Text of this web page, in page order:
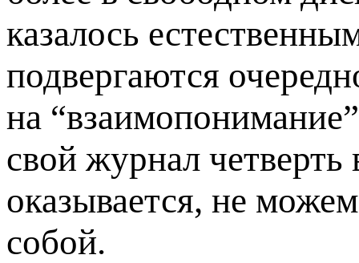
казалось
подвергаются
на
свой журнал четверть
оказывается, не
собой.